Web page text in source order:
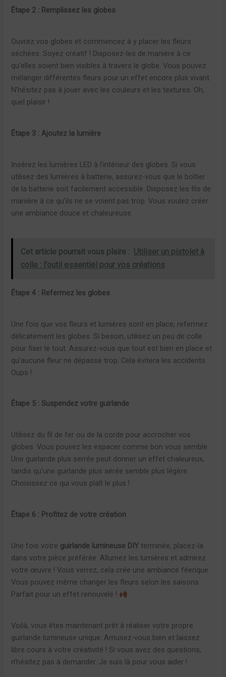
Étape 2 : Remplissez les globes
Ouvrez vos globes et commencez à y placer les fleurs
séchées. Soyez créatif ! Disposez-les de manière à ce
qu’elles soient bien visibles à travers le globe. Vous pouvez
mélanger différentes fleurs pour un effet encore plus vivant.
N’hésitez pas à jouer avec les couleurs et les textures. Oh,
quel plaisir !
Étape 3 : Ajoutez la lumière
Insérez les lumières LED à l’intérieur des globes. Si vous
utilisez des lumières à batterie, assurez-vous que le boîtier
de la batterie soit facilement accessible. Disposez les fils de
manière à ce qu’ils ne se voient pas trop. Vous voulez créer
une ambiance douce et chaleureuse.
Cet article pourrait vous plaire : Utiliser un pistolet à
colle : l'outil essentiel pour vos créations
Étape 4 : Refermez les globes
Une fois que vos fleurs et lumières sont en place, refermez
délicatement les globes. Si besoin, utilisez un peu de colle
pour fixer le tout. Assurez-vous que tout est bien en place et
qu’aucune fleur ne dépasse trop. Cela évitera les accidents.
Oups !
Étape 5 : Suspendez votre guirlande
Utilisez du fil de fer ou de la corde pour accrocher vos
globes. Vous pouvez les espacer comme bon vous semble.
Une guirlande plus serrée peut donner un effet chaleureux,
tandis qu’une guirlande plus aérée semble plus légère.
Choisissez ce qui vous plaît le plus !
Étape 6 : Profitez de votre création
Une fois votre guirlande lumineuse DIY terminée, placez-la
dans votre pièce préférée. Allumez les lumières et admirez
votre œuvre ! Vous verrez, cela crée une ambiance féerique.
Vous pouvez même changer les fleurs selon les saisons.
Parfait pour un effet renouvelé !
Voilà, vous êtes maintenant prêt à réaliser votre propre
guirlande lumineuse unique. Amusez-vous bien et laissez
libre cours à votre créativité ! Si vous avez des questions,
n’hésitez pas à demander. Je suis là pour vous aider !